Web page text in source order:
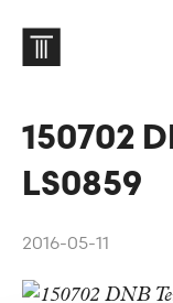
150702
LS0859
2016-05-11